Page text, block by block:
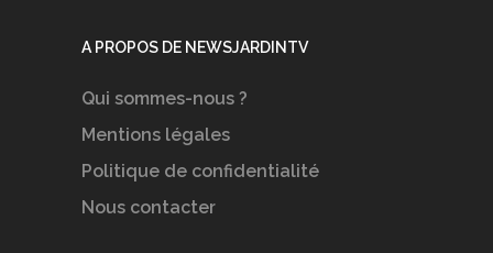
A PROPOS DE NEWSJARDINTV
Qui sommes-nous ?
Mentions légales
Politique de confidentialité
Nous contacter